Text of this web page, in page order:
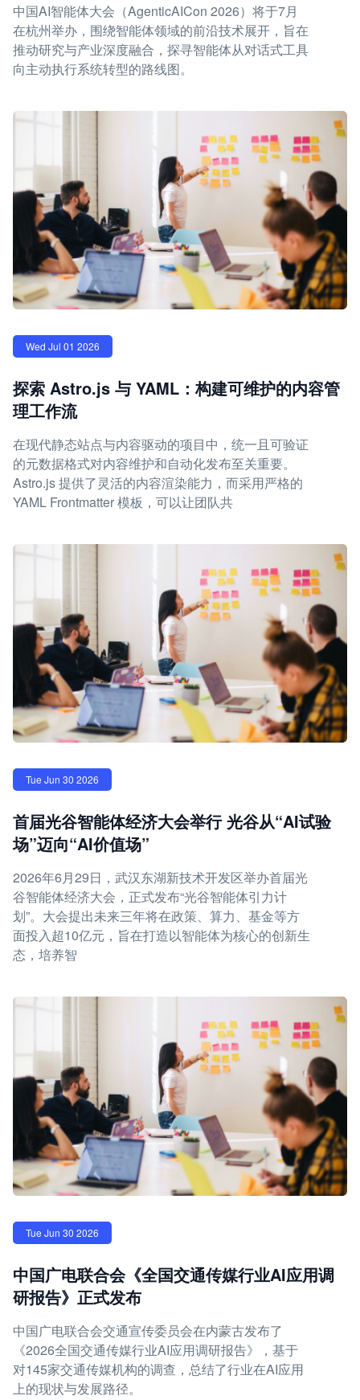
中国AI智能体大会（AgenticAICon 2026）将于7月
在杭州举办，围绕智能体领域的前沿技术展开，旨在
推动研究与产业深度融合，探寻智能体从对话式工具
向主动执行系统转型的路线图。
Wed Jul 01 2026
探索 Astro.js 与 YAML：构建可维护的内容管
理工作流
在现代静态站点与内容驱动的项目中，统一且可验证
的元数据格式对内容维护和自动化发布至关重要。
Astro.js 提供了灵活的内容渲染能力，而采用严格的
YAML Frontmatter 模板，可以让团队共
Tue Jun 30 2026
首届光谷智能体经济大会举行 光谷从“AI试验
场”迈向“AI价值场”
2026年6月29日，武汉东湖新技术开发区举办首届光
谷智能体经济大会，正式发布“光谷智能体引力计
划”。大会提出未来三年将在政策、算力、基金等方
面投入超10亿元，旨在打造以智能体为核心的创新生
态，培养智
Tue Jun 30 2026
中国广电联合会《全国交通传媒行业AI应用调
研报告》正式发布
中国广电联合会交通宣传委员会在内蒙古发布了
《2026全国交通传媒行业AI应用调研报告》，基于
对145家交通传媒机构的调查，总结了行业在AI应用
上的现状与发展路径。